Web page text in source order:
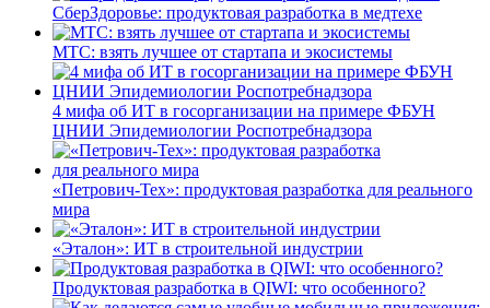
СберЗдоровье: продуктовая разработка в медтехе
МТС: взять лучшее от стартапа и экосистемы
4 мифа об ИТ в госорганизации на примере ФБУН
ЦНИИ Эпидемиологии Роспотребнадзора
«Петрович-Тех»: продуктовая разработка для реального
мира
«Эталон»: ИТ в строительной индустрии
Продуктовая разработка в QIWI: что особенного?